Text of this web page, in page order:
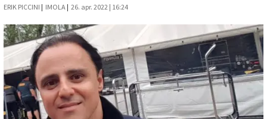
Uredništvo
Oglasi
Založnik
ERIK PICCINI | IMOLA | 26. apr. 2022 | 16:24